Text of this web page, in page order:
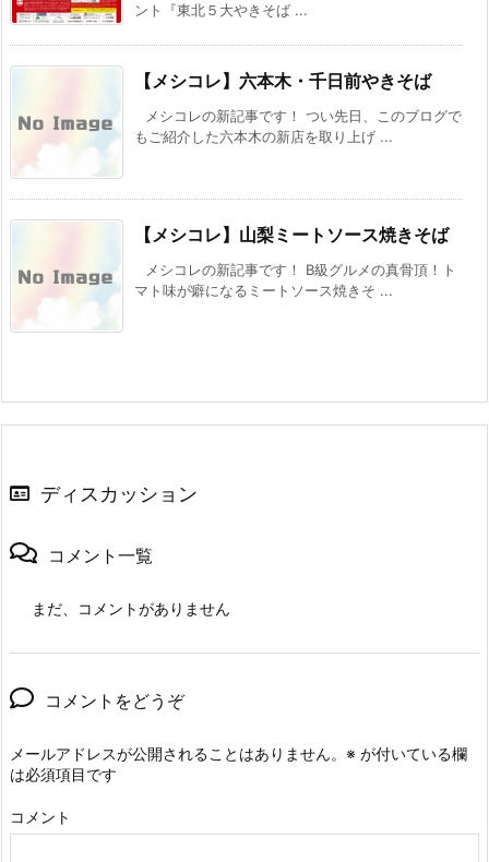
ント『東北５大やきそば ...
【メシコレ】六本木・千日前やきそば
メシコレの新記事です！ つい先日、このブログで
もご紹介した六本木の新店を取り上げ ...
【メシコレ】山梨ミートソース焼きそば
メシコレの新記事です！ B級グルメの真骨頂！ト
マト味が癖になるミートソース焼きそ ...
ディスカッション
コメント一覧
まだ、コメントがありません
コメントをどうぞ
メールアドレスが公開されることはありません。 ※ が付いている欄
は必須項目です
コメント